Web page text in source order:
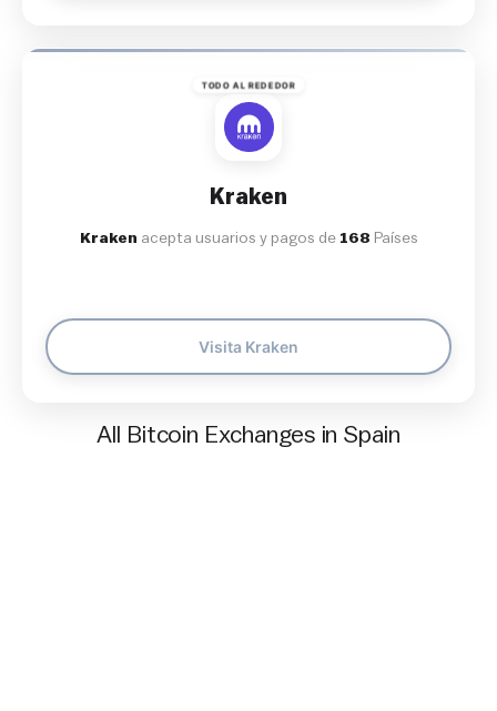
TODO AL REDEDOR
Kraken
Kraken acepta usuarios y pagos de 168 Países
Visita Kraken
All Bitcoin Exchanges in Spain